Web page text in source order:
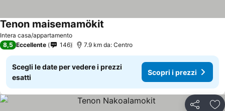
Intera casa/appartamento
Tenon maisemamökit
8,5 Eccellente 146 7.9 km da: Centro
Scegli le date per vedere i prezzi
esatti
Scopri i prezzi
Condividi